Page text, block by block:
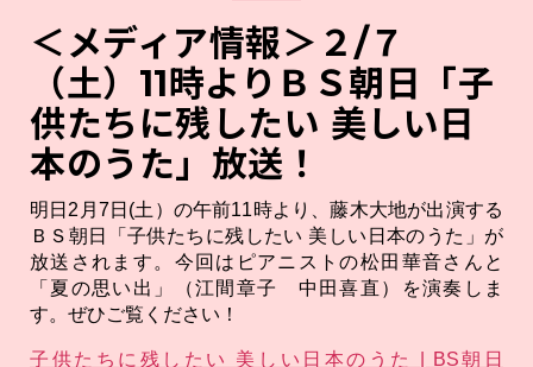
ゴ
リ
＜メディア情報＞２/７
（土）11時よりＢＳ朝日「子
供たちに残したい 美しい日
本のうた」放送！
明日2月7日(土）の午前11時より、藤木大地が出演する
ＢＳ朝日「子供たちに残したい 美しい日本のうた」が
放送されます。今回はピアニストの松田華音さんと
「夏の思い出」（江間章子 中田喜直）を演奏しま
す。ぜひご覧ください！
子供たちに残したい 美しい日本のうた | BS朝日